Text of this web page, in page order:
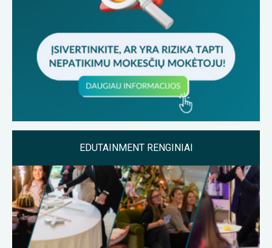
EDUTAINMENT RENGINIAI